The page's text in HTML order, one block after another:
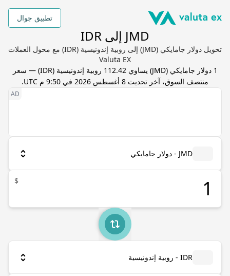
تطبيق جوال
JMD إلى IDR
تحويل دولار جامايكي (JMD) إلى روبية إندونيسية (IDR) مع محول العملات
Valuta EX
1 دولار جامايكي (
JMD) يساوي112.42 روبية إندونيسية (
IDR) — سعر
منتصف السوق، آخر تحديث 8 أغسطس 2026 في 9:50 م UTC .
JMD - دولار جامايكي
$
IDR - روبية إندونيسية